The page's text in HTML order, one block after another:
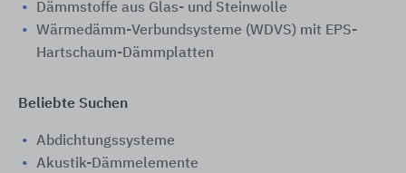
Dämmstoffe aus Glas- und Steinwolle
Wärmedämm-Verbundsysteme (WDVS) mit EPS-
Hartschaum-Dämmplatten
Beliebte Suchen
Abdichtungssysteme
Akustik-Dämmelemente